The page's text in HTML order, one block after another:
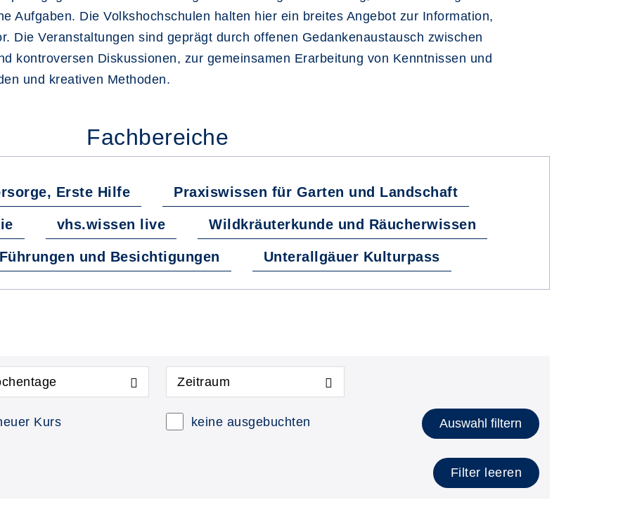
Aufgaben. Die Volkshochschulen halten hier ein breites Angebot zur Information,
Die Veranstaltungen sind geprägt durch offenen Gedankenaustausch zwischen
kontroversen Diskussionen, zur gemeinsamen Erarbeitung von Kenntnissen und
und kreativen Methoden.
Fachbereiche
Erste Hilfe Praxiswissen für Garten und Landschaft
vhs.wissen live Wildkräuterkunde und Räucherwissen
und Besichtigungen Unterallgäuer Kulturpass
Zeitraum
Kurs keine ausgebuchten Auswahl filtern
Filter leeren